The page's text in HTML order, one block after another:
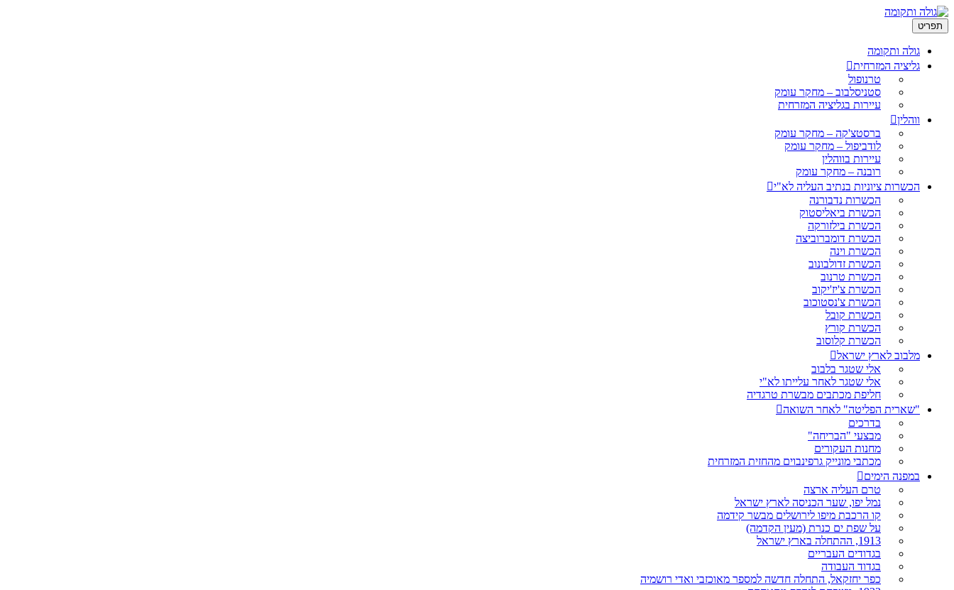
תפריט
גולה ותקומה
גליציה המזרחית
טרנופול
סטניסלבוב – מחקר עומק
עיירות בגליציה המזרחית
ווהלין
ברסטצ'קה – מחקר עומק
לודביפול – מחקר עומק
עיירות בווהלין
רובנה – מחקר עומק
הכשרות ציוניות בנתיב העליה לא"י
הכשרות נדבורנה
הכשרת ביאליסטוק
הכשרת בילזורקה
הכשרת דומברוביצה
הכשרת וינה
הכשרת זדולבונוב
הכשרת טרנוב
הכשרת צ'יז'יקוב
הכשרת צ'נסטוכוב
הכשרת קובל
הכשרת קורץ
הכשרת קלוסוב
מלבוב לארץ ישראל
אלי שטגר בלבוב
אלי שטגר לאחר עלייתו לא"י
חליפת מכתבים מבשרת טרגדיה
"שארית הפליטה" לאחר השואה
בדרכים
מבצעי "הבריחה"
מחנות העקורים
מכתבי מונייק גרפינבוים מהחזית המזרחית
במפנה הימים
טרם העליה ארצה
נמל יפו, שער הכניסה לארץ ישראל
קו הרכבת מיפו לירושלים מבשר קידמה
על שפת ים כנרת (מעין הקדמה)
1913, ההתחלה בארץ ישראל
בגדודים העבריים
בגדוד העבודה
כפר יחזקאל, התחלה חדשה למספר מאוכזבי ואדי רושמיה